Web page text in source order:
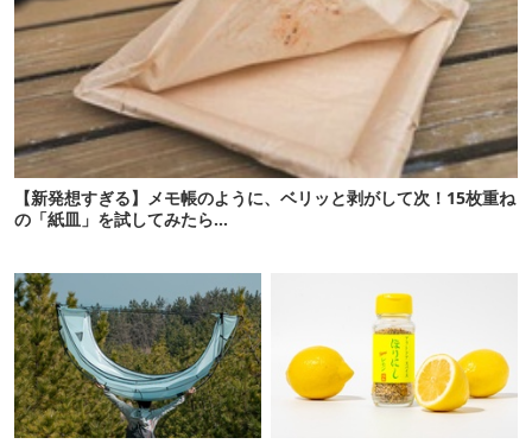
【新発想すぎる】メモ帳のように、ベリッと剥がして次！15枚重ね
の「紙皿」を試してみたら…